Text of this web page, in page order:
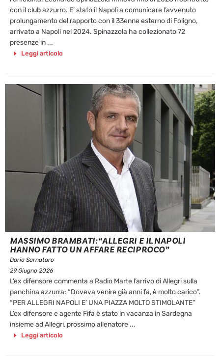
con il club azzurro. E’ stato il Napoli a comunicare l’avvenuto
prolungamento del rapporto con il 33enne esterno di Foligno,
arrivato a Napoli nel 2024. Spinazzola ha collezionato 72
presenze in ...
Leggi articolo
MASSIMO BRAMBATI: “ALLEGRI E IL NAPOLI
HANNO FATTO UN AFFARE RECIPROCO”
Dario Sarnataro
29 Giugno 2026
L’ex difensore commenta a Radio Marte l’arrivo di Allegri sulla
panchina azzurra: “Doveva venire già anni fa, è molto carico”.
“PER ALLEGRI NAPOLI E’ UNA PIAZZA MOLTO STIMOLANTE”
L’ex difensore e agente Fifa è stato in vacanza in Sardegna
insieme ad Allegri, prossimo allenatore ...
Leggi articolo